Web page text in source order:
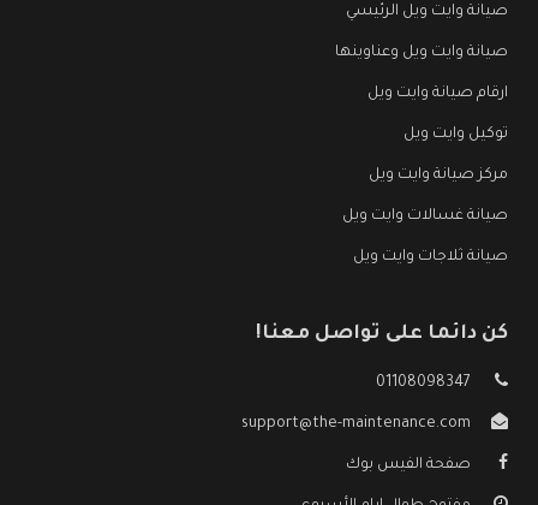
صيانة وايت ويل الرئيسي
صيانة وايت ويل وعناوينها
ارقام صيانة وايت ويل
توكيل وايت ويل
مركز صيانة وايت ويل
صيانة غسالات وايت ويل
صيانة ثلاجات وايت ويل
كن دائما على تواصل معنا!
01108098347
support@the-maintenance.com
صفحة الفيس بوك